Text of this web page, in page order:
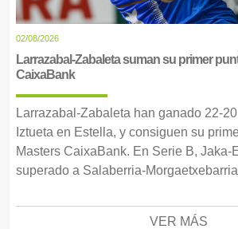
02/08/2026
Larrazabal-Zabaleta suman su primer
CaixaBank
Larrazabal-Zabaleta han ganado 22-
Iztueta en Estella, y consiguen su
Masters CaixaBank. En Serie B, Jaka-
superado a Salaberria-
VER MÁS